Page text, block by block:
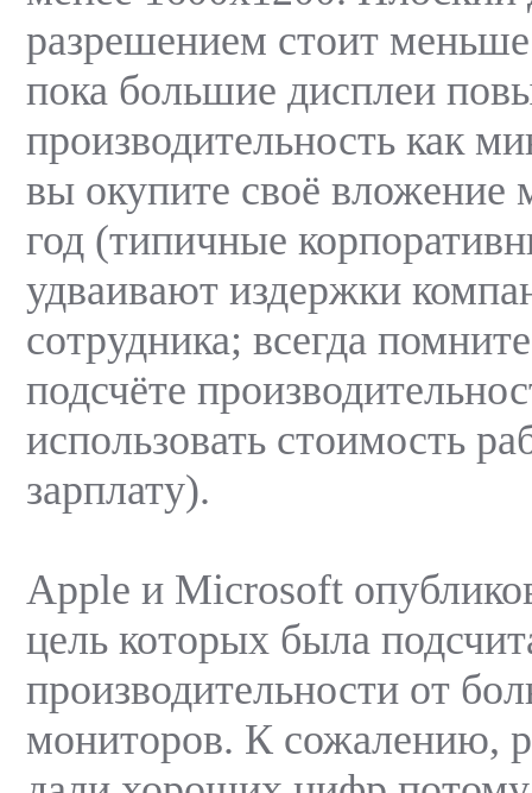
разрешением стоит
пока большие дисплеи
производительность как
вы окупите своё вложение
год (типичные
удваивают издержки
сотрудника; всегда
подсчёте
использовать стоимость
зарплату).
Apple и Microsoft
цель которых была
производительности от
мониторов. К сожалению,